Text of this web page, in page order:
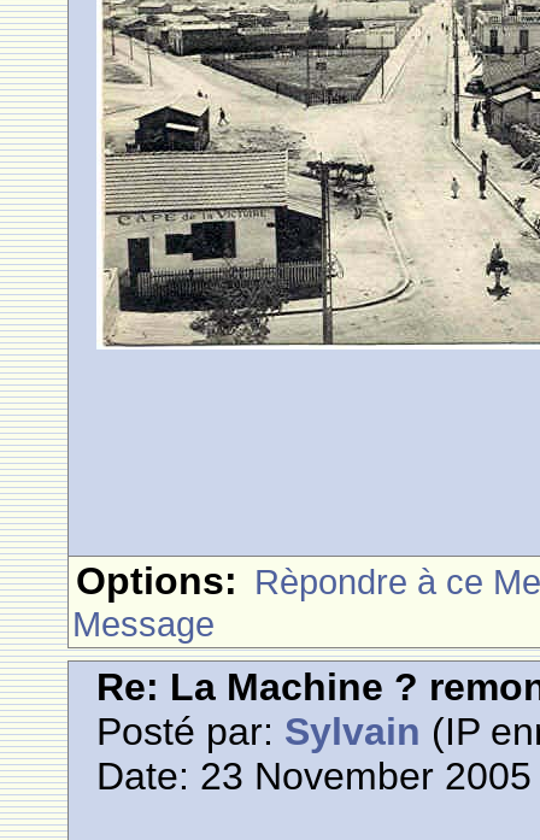
Options: Rèpondre à ce
Message
Re: La Machine ?
Posté par: Sylvain (IP
Date: 23 November